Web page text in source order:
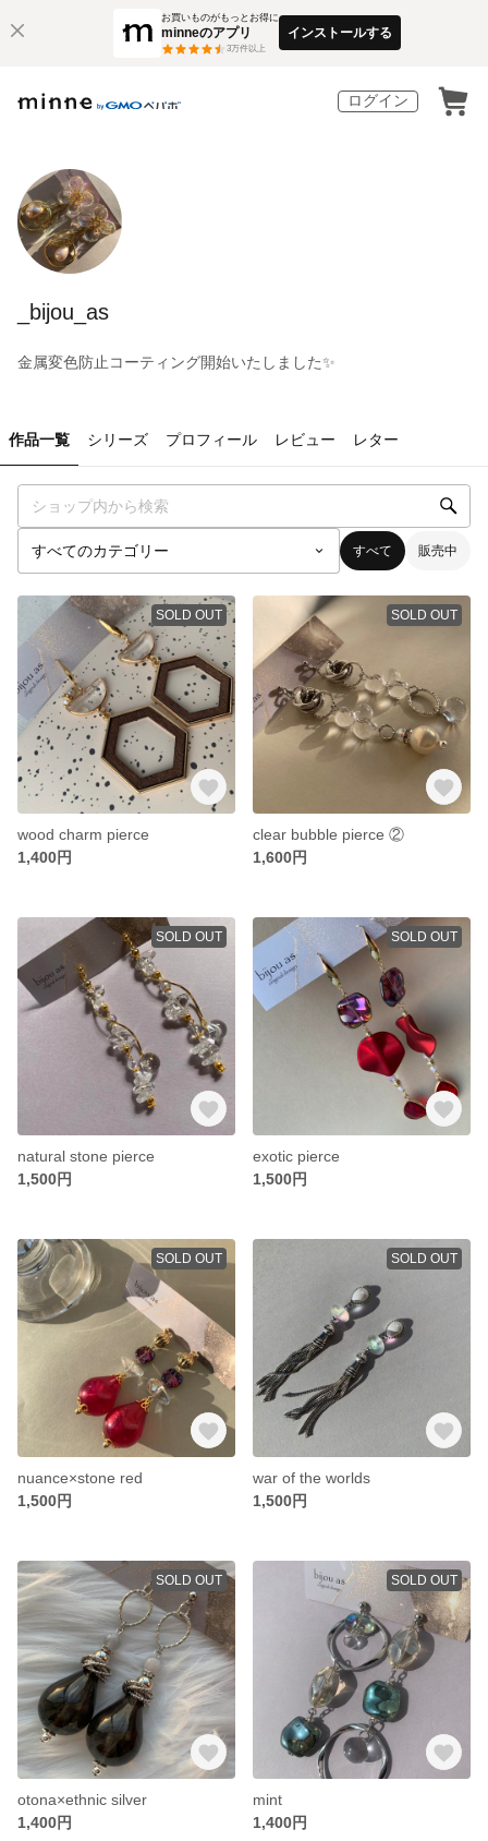
お買いものがもっとお得に
minneのアプリ
3万件以上
インストールする
ログイン
_bijou_as
金属変色防止コーティング開始いたしました✨
作品一覧 シリーズ プロフィール レビュー レター
すべて 販売中
SOLD OUT
wood charm pierce
1,400円
SOLD OUT
clear bubble pierce ②
1,600円
SOLD OUT
natural stone pierce
1,500円
SOLD OUT
exotic pierce
1,500円
SOLD OUT
nuance×stone red
1,500円
SOLD OUT
war of the worlds
1,500円
SOLD OUT
otona×ethnic silver
1,400円
SOLD OUT
mint
1,400円